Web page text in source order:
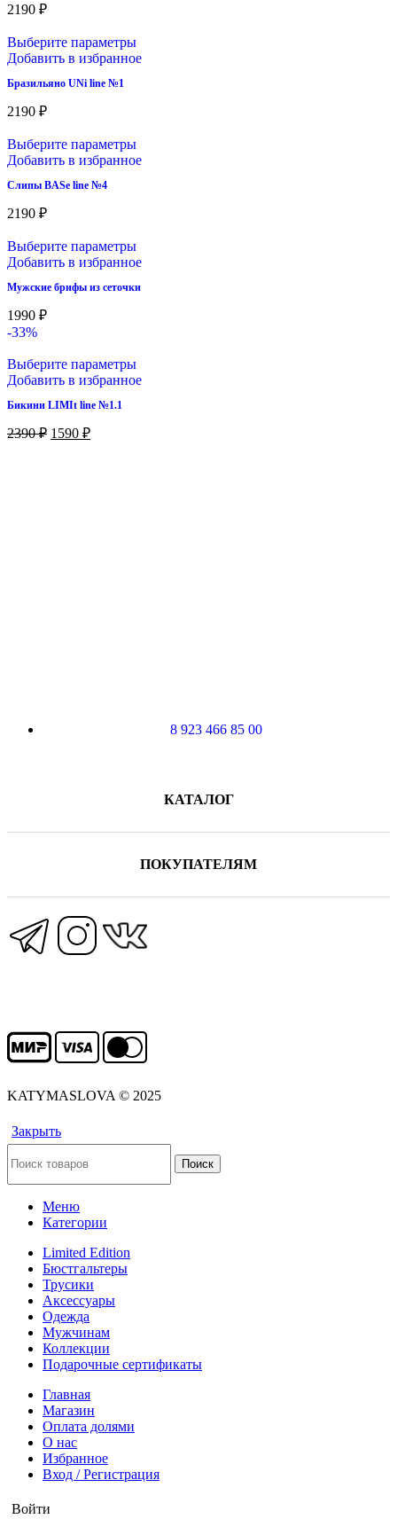
2190 ₽
Выберите параметры
Добавить в избранное
Бразильяно UNi line №1
2190 ₽
Выберите параметры
Добавить в избранное
Слипы BASe line №4
2190 ₽
Выберите параметры
Добавить в избранное
Мужские брифы из сеточки
1990 ₽
-33%
Выберите параметры
Добавить в избранное
Бикини LIMIt line №1.1
2390₽ 1590 ₽
8 923 466 85 00
КАТАЛОГ
ПОКУПАТЕЛЯМ
KATYMASLOVA © 2025
Закрыть
Поиск
Меню
Категории
Limited Edition
Бюстгальтеры
Трусики
Аксессуары
Одежда
Мужчинам
Коллекции
Подарочные сертификаты
Главная
Магазин
Оплата долями
О нас
Избранное
Вход / Регистрация
Войти